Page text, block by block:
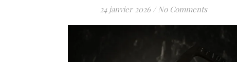
24 janvier 2026 / No Comments